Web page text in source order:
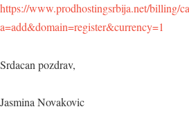
https://www.prodhostingsrbija.net/billing/
a=add&domain=register&currency=1
Srdacan pozdrav,
Jasmina Novakovic